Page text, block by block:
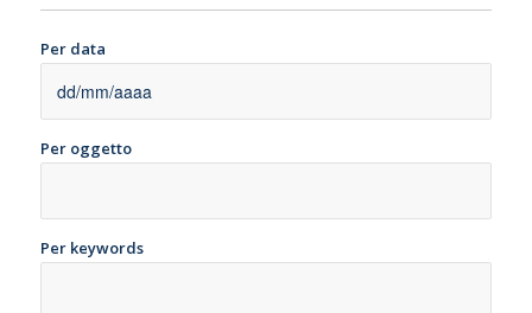
Per data
Per oggetto
Per keywords